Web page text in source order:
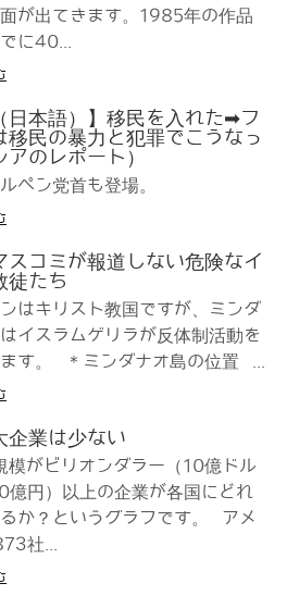
が出てきます。1985年の作品
に40...
日本語）】移民を入れた➡フ
移民の暴力と犯罪でこうなっ
アのレポート）
ペン党首も登場。
スコミが報道しない危険なイ
徒たち
はキリスト教国ですが、ミンダ
イスラムゲリラが反体制活動を
す。 ＊ミンダナオ島の位置 ...
企業は少ない
模がビリオンダラー（10億ドル
億円）以上の企業が各国にどれ
か？というグラフです。 アメ
社...